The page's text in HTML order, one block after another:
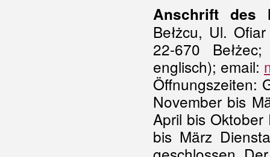
Anschrift des
Bełżcu, Ul.
22-670
englisch); email:
Öffnungszeiten:
November bis
April bis
bis März